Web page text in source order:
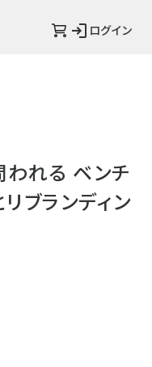
ログイン
れる ベンチ
ブランディン